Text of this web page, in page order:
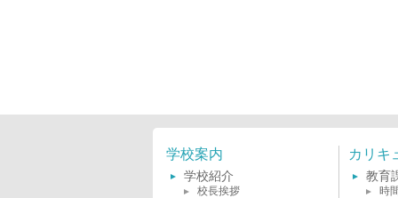
学校案内
学校紹介
校長挨拶
カリキ
教育
時